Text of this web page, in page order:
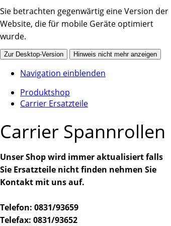
Sie betrachten gegenwärtig eine Version der
Website, die für mobile Geräte optimiert
wurde.
Zur Desktop-Version Hinweis nicht mehr anzeigen
Navigation einblenden
Produktshop
Carrier Ersatzteile
Carrier Spannrollen
Unser Shop wird immer aktualisiert falls
Sie Ersatzteile nicht finden nehmen Sie
Kontakt mit uns auf.
Telefon: 0831/93659
Telefax: 0831/93652